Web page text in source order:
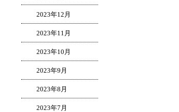
2023年12月
2023年11月
2023年10月
2023年9月
2023年8月
2023年7月